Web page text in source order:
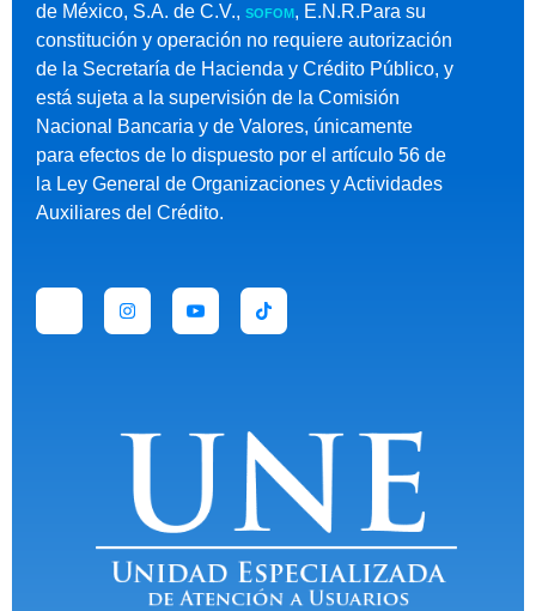
de México, S.A. de C.V., SOFOM , E.N.R.Para su
constitución y operación no requiere autorización
de la Secretaría de Hacienda y Crédito Público, y
está sujeta a la supervisión de la Comisión
Nacional Bancaria y de Valores, únicamente
para efectos de lo dispuesto por el artículo 56 de
la Ley General de Organizaciones y Actividades
Auxiliares del Crédito.